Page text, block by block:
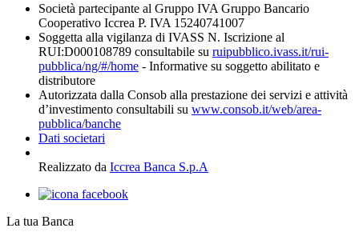
Società partecipante al Gruppo IVA Gruppo Bancario
Cooperativo Iccrea P. IVA 15240741007
Soggetta alla vigilanza di IVASS N. Iscrizione al
RUI:D000108789 consultabile su ruipubblico.ivass.it/rui-
pubblica/ng/#/home - Informative su soggetto abilitato e
distributore
Autorizzata dalla Consob alla prestazione dei servizi e attività
d’investimento consultabili su www.consob.it/web/area-
pubblica/banche
Dati societari
Realizzato da Iccrea Banca S.p.A
La tua Banca